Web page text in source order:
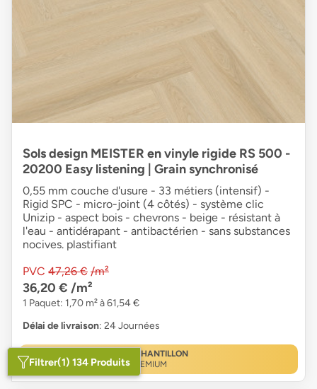
Sols design MEISTER en vinyle rigide RS 500 -
20200 Easy listening | Grain synchronisé
0,55 mm couche d'usure - 33 métiers (intensif) -
Rigid SPC - micro-joint (4 côtés) - système clic
Unizip - aspect bois - chevrons - beige - résistant à
l'eau - antidérapant - antibactérien - sans substances
nocives. plastifiant
PVC 47,26 € /m²
36,20 € /m²
1 Paquet: 1,70 m² à 61,54 €
Délai de livraison: 24 Journées
ÉCHANTILLON
PREMIUM
Filtrer(1) 134 Produits